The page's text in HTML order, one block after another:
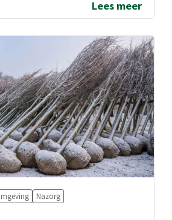
Lees meer
Nazorg